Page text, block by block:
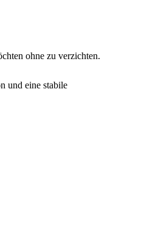
ohne zu verzichten.
und eine stabile